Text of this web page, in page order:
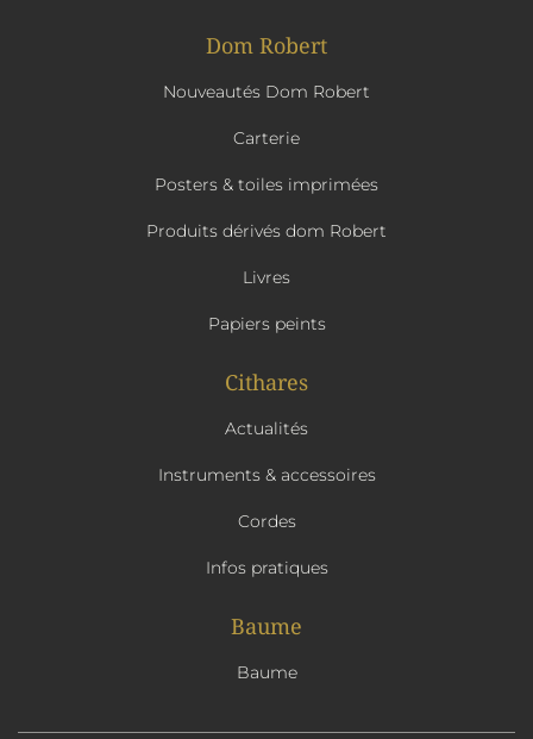
Dom Robert
Nouveautés Dom Robert
Carterie
Posters & toiles imprimées
Produits dérivés dom Robert
Livres
Papiers peints
Cithares
Actualités
Instruments & accessoires
Cordes
Infos pratiques
Baume
Baume